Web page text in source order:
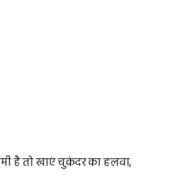
है तो खाएं चुकंदर का हलवा,